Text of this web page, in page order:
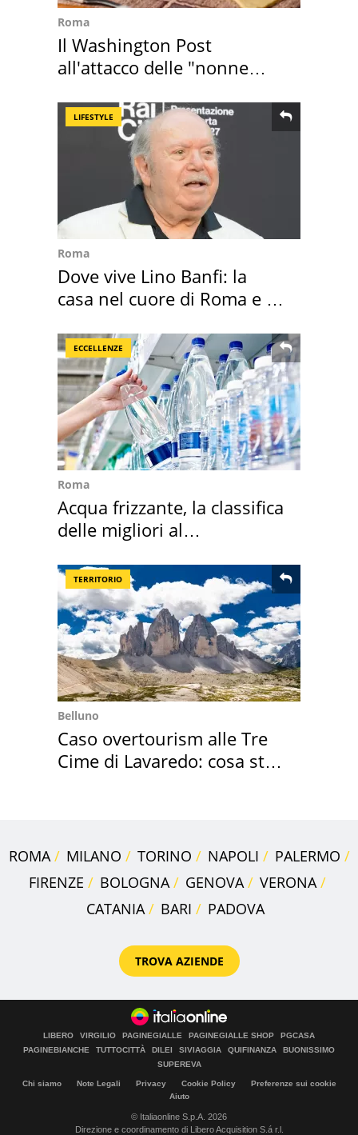
Roma
Il Washington Post
all'attacco delle "nonne
LIFESTYLE
Roma
Dove vive Lino Banfi: la
casa nel cuore di Roma e i
ECCELLENZE
Roma
Acqua frizzante, la classifica
delle migliori al
TERRITORIO
Belluno
Caso overtourism alle Tre
Cime di Lavaredo: cosa sta
ROMA MILANO TORINO NAPOLI
PALERMO
FIRENZE
BOLOGNA GENOVA
VERONA
CATANIA
BARI PADOVA
TROVA AZIENDE
LIBERO VIRGILIO PAGINEGIALLE PAGINEGIALLE SHOP
PGCASA
PAGINEBIANCHE
TUTTOCITTÀ DILEI SIVIAGGIA QUIFINANZA
BUONISSIMO
SUPEREVA
Chi siamo Note Legali Privacy Cookie Policy
Preferenze sui cookie
Aiuto
© Italiaonline S.p.A. 2026
Direzione e coordinamento di Libero Acquisition S.á r.l.